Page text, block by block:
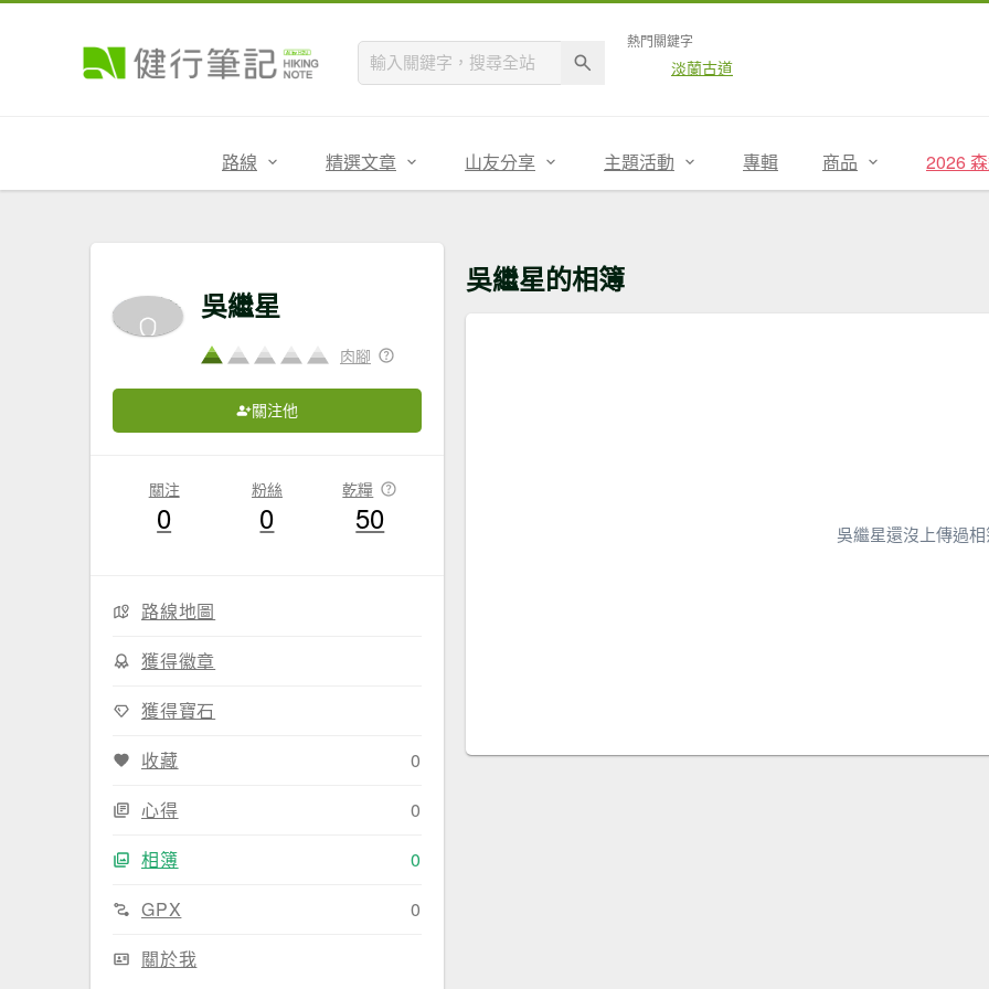
熱門關鍵字
淡蘭古道
路線 精選文章 山友分享 主題活動 專輯 商品 2026
吳繼星
肉腳
關注他
關注
0
粉絲
0
乾糧
50
路線地圖
獲得徽章
獲得寶石
收藏
0
心得
0
相簿
0
GPX
0
關於我
吳繼星的相簿
吳繼星還沒上傳過